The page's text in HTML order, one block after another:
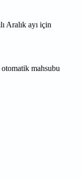
Aralık ayı için
mahsubu